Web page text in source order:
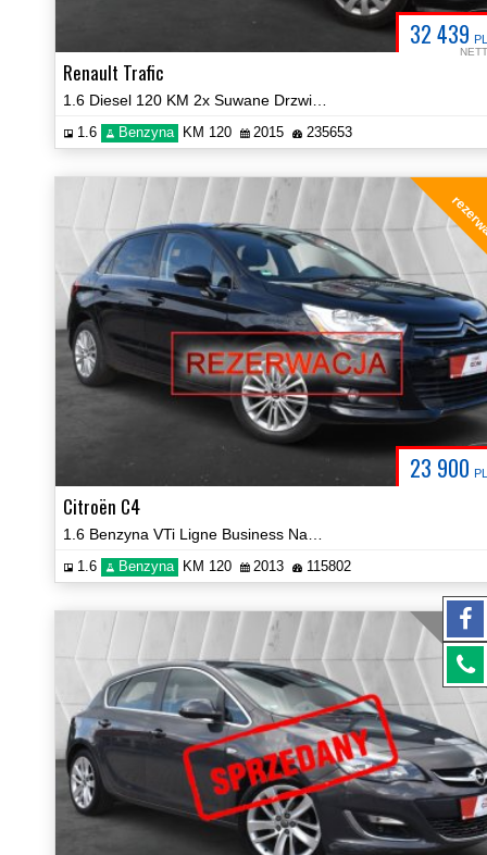
32 439
Renault Trafic
1.6 Benzyna KM 120 2015 235653
23 900
Citroën C4
1.6 Benzyna KM 120 2013 115802